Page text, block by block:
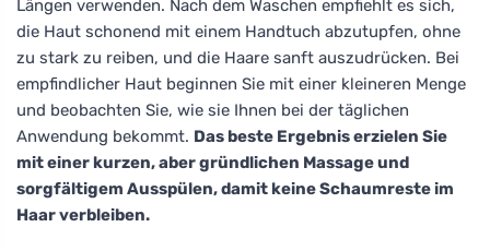
Längen verwenden. Nach dem Waschen empfiehlt es sich,
die Haut schonend mit einem Handtuch abzutupfen, ohne
zu stark zu reiben, und die Haare sanft auszudrücken. Bei
empfindlicher Haut beginnen Sie mit einer kleineren Menge
und beobachten Sie, wie sie Ihnen bei der täglichen
Anwendung bekommt. Das beste Ergebnis erzielen Sie
mit einer kurzen, aber gründlichen Massage und
sorgfältigem Ausspülen, damit keine Schaumreste im
Haar verbleiben.